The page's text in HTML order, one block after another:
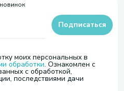
моих персональных в
обработки. Ознакомлен с
с обработкой,
последствиями дачи
Подписаться